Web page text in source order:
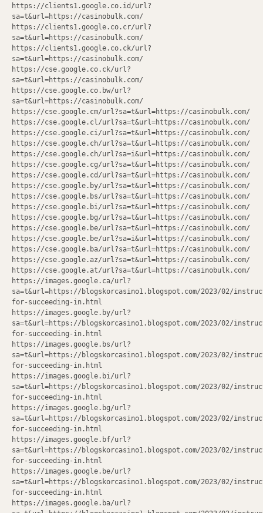
https://clients1.google.co.id/url?
sa=t&url=https://casinobulk.com/
https://clients1.google.co.cr/url?
sa=t&url=https://casinobulk.com/
https://clients1.google.co.ck/url?
sa=t&url=https://casinobulk.com/
https://cse.google.co.ck/url?
sa=t&url=https://casinobulk.com/
https://cse.google.co.bw/url?
sa=t&url=https://casinobulk.com/
https://cse.google.cm/url?sa=t&url=https://casinobulk.com/
https://cse.google.cl/url?sa=t&url=https://casinobulk.com/
https://cse.google.ci/url?sa=t&url=https://casinobulk.com/
https://cse.google.ch/url?sa=t&url=https://casinobulk.com/
https://cse.google.ch/url?sa=i&url=https://casinobulk.com/
https://cse.google.cg/url?sa=t&url=https://casinobulk.com/
https://cse.google.cd/url?sa=t&url=https://casinobulk.com/
https://cse.google.by/url?sa=t&url=https://casinobulk.com/
https://cse.google.bs/url?sa=t&url=https://casinobulk.com/
https://cse.google.bi/url?sa=t&url=https://casinobulk.com/
https://cse.google.bg/url?sa=t&url=https://casinobulk.com/
https://cse.google.be/url?sa=t&url=https://casinobulk.com/
https://cse.google.be/url?sa=i&url=https://casinobulk.com/
https://cse.google.ba/url?sa=t&url=https://casinobulk.com/
https://cse.google.az/url?sa=t&url=https://casinobulk.com/
https://cse.google.at/url?sa=t&url=https://casinobulk.com/
https://images.google.ca/url?
sa=t&url=https://blogskorcasino1.blogspot.com/2023/02/
for-succeeding-in.html
https://images.google.by/url?
sa=t&url=https://blogskorcasino1.blogspot.com/2023/02/
for-succeeding-in.html
https://images.google.bs/url?
sa=t&url=https://blogskorcasino1.blogspot.com/2023/02/
for-succeeding-in.html
https://images.google.bi/url?
sa=t&url=https://blogskorcasino1.blogspot.com/2023/02/
for-succeeding-in.html
https://images.google.bg/url?
sa=t&url=https://blogskorcasino1.blogspot.com/2023/02/
for-succeeding-in.html
https://images.google.bf/url?
sa=t&url=https://blogskorcasino1.blogspot.com/2023/02/
for-succeeding-in.html
https://images.google.be/url?
sa=t&url=https://blogskorcasino1.blogspot.com/2023/02/
for-succeeding-in.html
https://images.google.ba/url?